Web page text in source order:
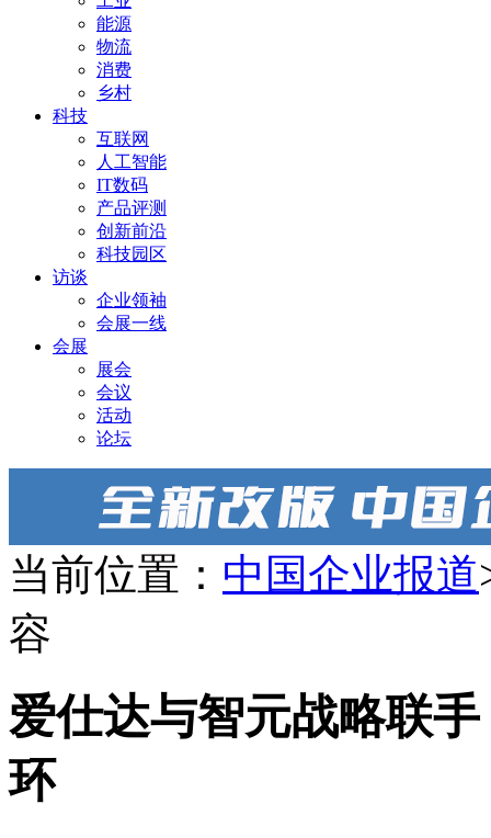
能源
物流
消费
乡村
科技
互联网
人工智能
IT数码
产品评测
创新前沿
科技园区
访谈
企业领袖
会展一线
会展
展会
会议
活动
论坛
当前位置： 中国企业报道
容
爱仕达与智元战略联
环